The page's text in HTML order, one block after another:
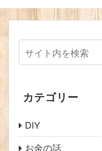
カテゴリー
DIY
お金の話